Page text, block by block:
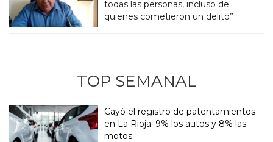
todas las personas, incluso de
quienes cometieron un delito”
TOP SEMANAL
Cayó el registro de patentamientos
en La Rioja: 9% los autos y 8% las
motos